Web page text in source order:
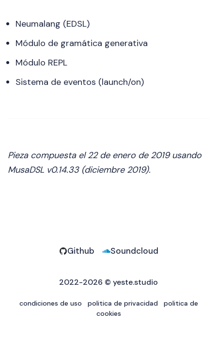
Neumalang (EDSL)
Módulo de gramática generativa
Módulo REPL
Sistema de eventos (launch/on)
Pieza compuesta el 22 de enero de 2019 usando
MusaDSL v0.14.33 (diciembre 2019).
Github Soundcloud
2022-2026 © yeste.studio
condiciones de uso politica de privacidad
politica de
cookies